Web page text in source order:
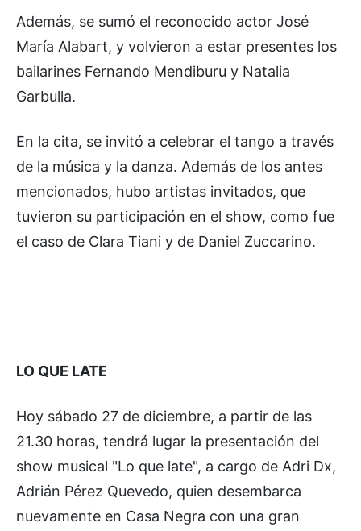
Además, se sumó el reconocido actor José
María Alabart, y volvieron a estar presentes los
bailarines Fernando Mendiburu y Natalia
Garbulla.
En la cita, se invitó a celebrar el tango a través
de la música y la danza. Además de los antes
mencionados, hubo artistas invitados, que
tuvieron su participación en el show, como fue
el caso de Clara Tiani y de Daniel Zuccarino.
LO QUE LATE
Hoy sábado 27 de diciembre, a partir de las
21.30 horas, tendrá lugar la presentación del
show musical "Lo que late", a cargo de Adri Dx,
Adrián Pérez Quevedo, quien desembarca
nuevamente en Casa Negra con una gran